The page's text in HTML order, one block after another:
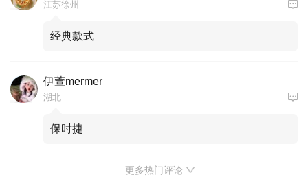
江苏徐州
经典款式
伊萱mermer
湖北
保时捷
更多热门评论